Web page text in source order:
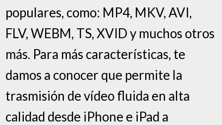
populares, como: MP4, MKV, AVI,
FLV, WEBM, TS, XVID y muchos otros
más. Para más características, te
damos a conocer que permite la
trasmisión de vídeo fluida en alta
calidad desde iPhone e iPad a